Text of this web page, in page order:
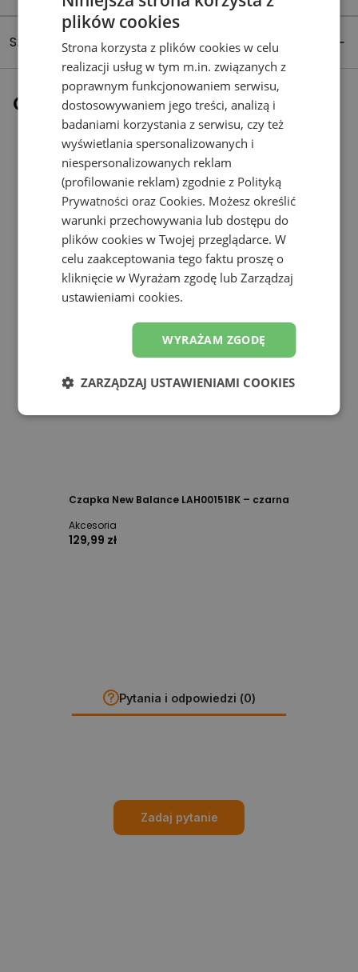
Szczegóły produktu
Ostatnio oglądane
Czapka New Balance LAH00151BK – czarna
Akcesoria
129,99 zł
Pytania i odpowiedzi (0)
Zadaj pytanie
plików cookies
Strona korzysta z plików cookies w celu
realizacji usług w tym m.in. związanych z
poprawnym funkcjonowaniem serwisu,
dostosowywaniem jego treści, analizą i
badaniami korzystania z serwisu, czy też
wyświetlania spersonalizowanych i
niespersonalizowanych reklam
(profilowanie reklam) zgodnie z Polityką
Prywatności oraz Cookies. Możesz określić
warunki przechowywania lub dostępu do
plików cookies w Twojej przeglądarce. W
celu zaakceptowania tego faktu proszę o
kliknięcie w Wyrażam zgodę lub Zarządzaj
ustawieniami cookies.
WYRAŻAM ZGODĘ
ZARZĄDZAJ USTAWIENIAMI COOKIES